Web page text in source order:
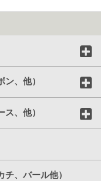
、他）
、他）
、バール他）